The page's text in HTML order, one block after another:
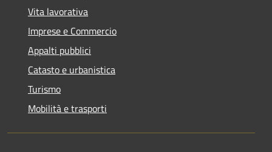
Vita lavorativa
Imprese e Commercio
Appalti pubblici
Catasto e urbanistica
Turismo
Mobilità e trasporti